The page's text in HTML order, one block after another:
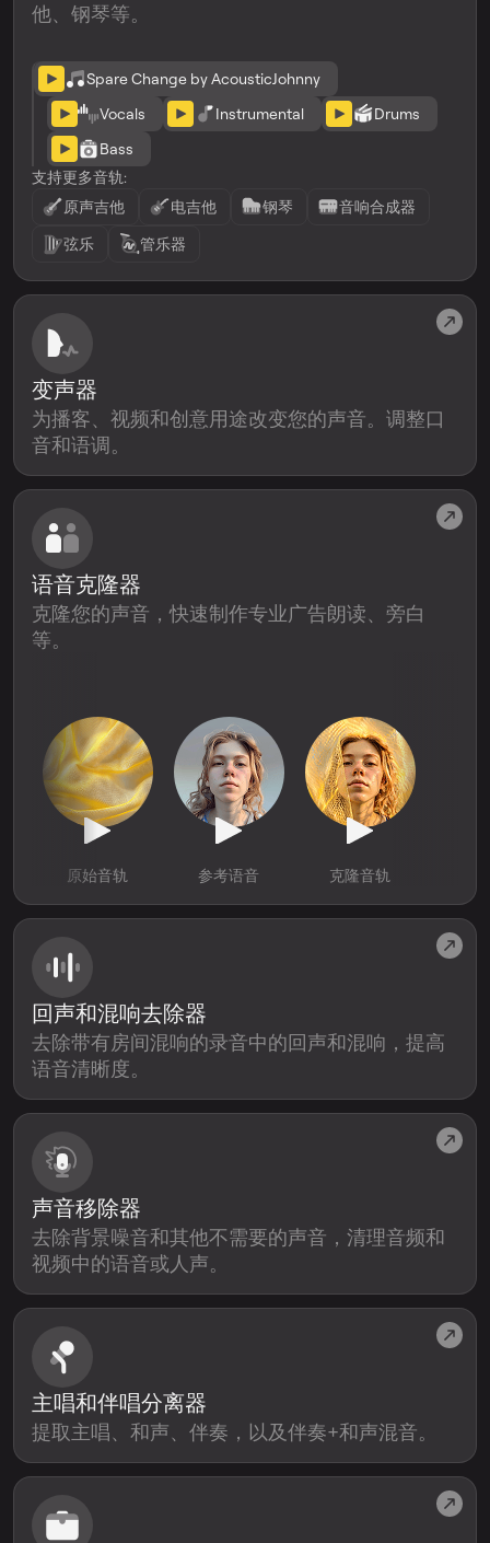
他、钢琴等。
Spare Change by AcousticJohnny
Vocals
Instrumental
Drums
Bass
支持更多音轨:
原声吉他
电吉他 钢琴
音响合成器
弦乐
管乐器
声音移除器
去除背景噪音和其他不需要的声音，清理音频和
视频中的语音或人声。
变声器
为播客、视频和创意用途改变您的声音。调整口
音和语调。
语音克隆器
克隆您的声音，快速制作专业广告朗读、旁白
等。
原始音轨 参考语音 克隆音轨
回声和混响去除器
去除带有房间混响的录音中的回声和混响，提高
语音清晰度。
主唱和伴唱分离器
提取主唱、和声、伴奏，以及伴奏+和声混音。